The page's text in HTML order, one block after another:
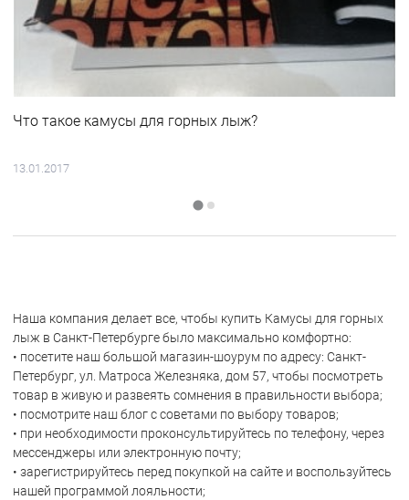
Что такое камусы для горных лыж?
13.01.2017
Наша компания делает все, чтобы купить Камусы для горных
лыж в Санкт-Петербурге было максимально комфортно:
• посетите наш большой магазин-шоурум по адресу: Санкт-
Петербург, ул. Матроса Железняка, дом 57, чтобы посмотреть
товар в живую и развеять сомнения в правильности выбора;
• посмотрите наш блог с советами по выбору товаров;
• при необходимости проконсультируйтесь по телефону, через
мессенджеры или электронную почту;
• зарегистрируйтесь перед покупкой на сайте и воспользуйтесь
нашей программой лояльности;